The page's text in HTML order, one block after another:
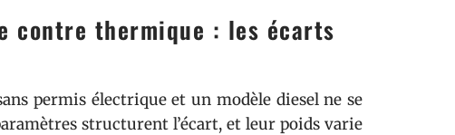
contre thermique : les écarts
permis électrique et un modèle diesel ne se
structurent l’écart, et leur poids varie